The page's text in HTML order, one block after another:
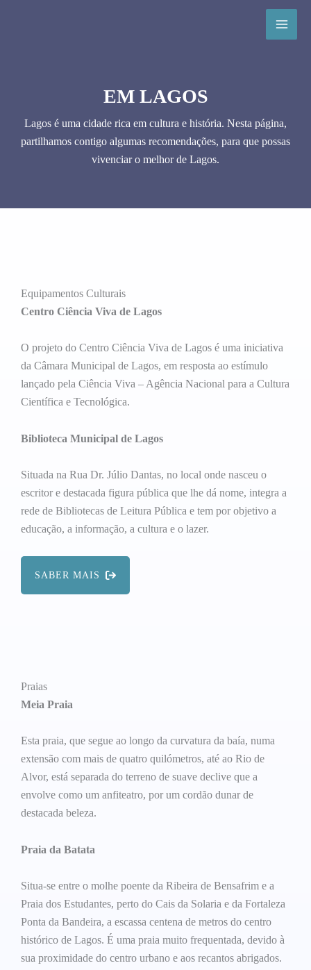
EM LAGOS
Lagos é uma cidade rica em cultura e história. Nesta página,
partilhamos contigo algumas recomendações, para que possas
vivenciar o melhor de Lagos.
Equipamentos Culturais
Centro Ciência Viva de Lagos
O projeto do Centro Ciência Viva de Lagos é uma iniciativa
da Câmara Municipal de Lagos, em resposta ao estímulo
lançado pela Ciência Viva – Agência Nacional para a Cultura
Científica e Tecnológica.
Biblioteca Municipal de Lagos
Situada na Rua Dr. Júlio Dantas, no local onde nasceu o
escritor e destacada figura pública que lhe dá nome, integra a
rede de Bibliotecas de Leitura Pública e tem por objetivo a
educação, a informação, a cultura e o lazer.
SABER MAIS
Praias
Meia Praia
Esta praia, que segue ao longo da curvatura da baía, numa
extensão com mais de quatro quilómetros, até ao Rio de
Alvor, está separada do terreno de suave declive que a
envolve como um anfiteatro, por um cordão dunar de
destacada beleza.
Praia da Batata
Situa-se entre o molhe poente da Ribeira de Bensafrim e a
Praia dos Estudantes, perto do Cais da Solaria e da Fortaleza
Ponta da Bandeira, a escassa centena de metros do centro
histórico de Lagos. É uma praia muito frequentada, devido à
sua proximidade do centro urbano e aos recantos abrigados.